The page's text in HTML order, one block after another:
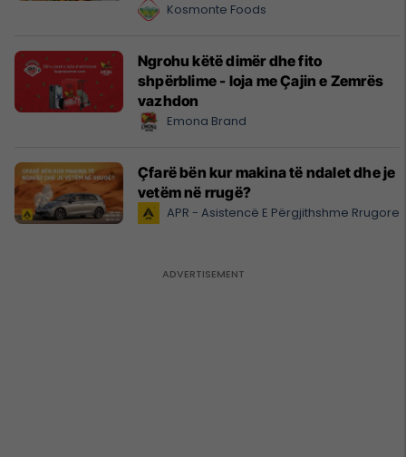
Kosmonte Foods
Ngrohu këtë dimër dhe fito
shpërblime - loja me Çajin e Zemrës
vazhdon
Emona Brand
Çfarë bën kur makina të ndalet dhe je
vetëm në rrugë?
APR - Asistencë E Përgjithshme Rrugore